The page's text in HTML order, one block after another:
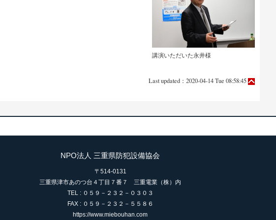
講演いただいた永井様
Last updated：2020-04-14 Tue 08:58:45
NPO法人 三重県防犯設備協会
〒514-0131
三重県津市あのつ台４丁目７番７ 三重電業（株）内
TEL : ０５９－２３２－０３０３
FAX : ０５９－２３２－５５８６
https://www.miebouhan.com